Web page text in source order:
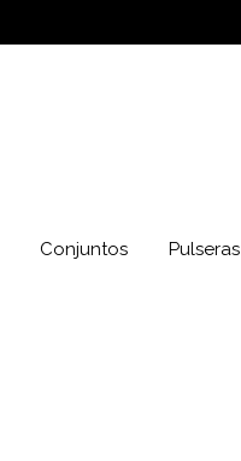
Conjuntos Pulseras